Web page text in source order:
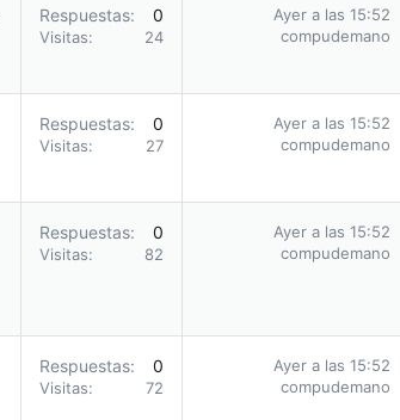
Respuestas 0
Visitas 24
Ayer a las 15:52
compudemano
Respuestas 0
Visitas 27
Ayer a las 15:52
compudemano
Respuestas 0
Visitas 82
Ayer a las 15:52
compudemano
Respuestas 0
Visitas 72
Ayer a las 15:52
compudemano